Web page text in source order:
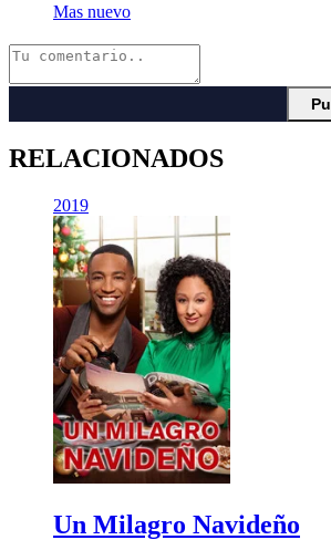
Mas nuevo
RELACIONADOS
2019
Un Milagro Navideño